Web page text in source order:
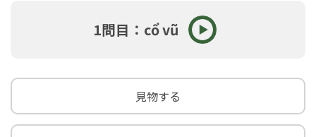
1問目：cổ vũ